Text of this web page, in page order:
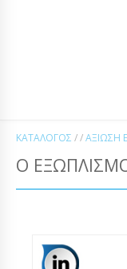
ΚΑΤΆΛΟΓΟΣ / /ΑΞΊΩΣΗ
Ο